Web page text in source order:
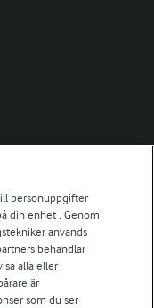
personuppgifter
din enhet . Genom
används
behandlar
alla eller
är
som du ser